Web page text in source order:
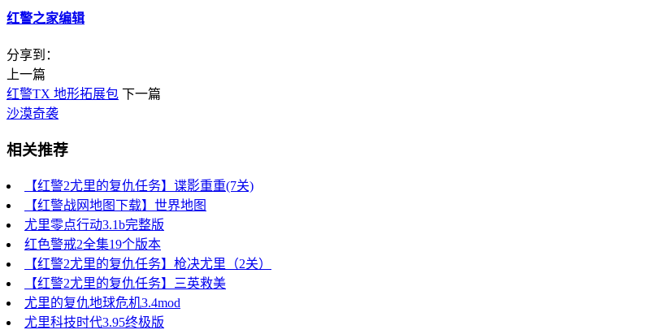
红警之家编辑
分享到：
上一篇
红警TX 地形拓展包 下一篇
沙漠奇袭
相关推荐
【红警2尤里的复仇任务】谍影重重(7关)
【红警战网地图下载】世界地图
尤里零点行动3.1b完整版
红色警戒2全集19个版本
【红警2尤里的复仇任务】枪决尤里（2关）
【红警2尤里的复仇任务】三英救美
尤里的复仇地球危机3.4mod
尤里科技时代3.95终极版